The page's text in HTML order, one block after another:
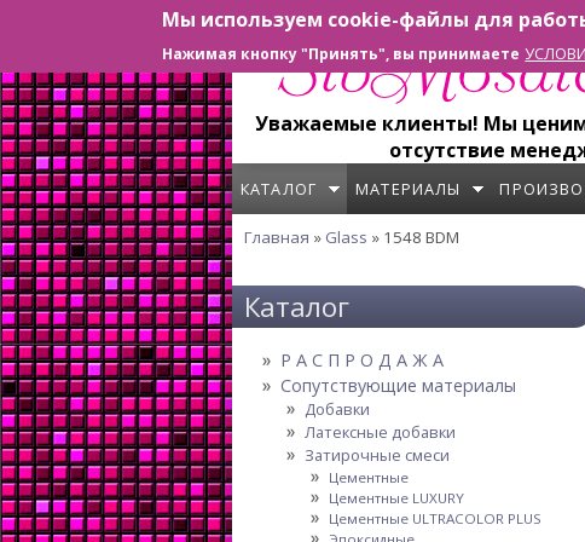
Мы используем cookie-файлы для
Нажимая кнопку "Принять", вы принимаете
Перейти к основному содержанию
Уважаемые клиенты! Мы ценим
отсутствие
КАТАЛОГ МАТЕРИАЛЫ
Главная » Glass » 1548 BDM
Каталог
Р А С П Р О Д А Ж А
Сопутствующие материалы
Добавки
Латексные добавки
Затирочные смеси
Цементные
Цементные LUXURY
Цементные ULTRACOLOR PLUS